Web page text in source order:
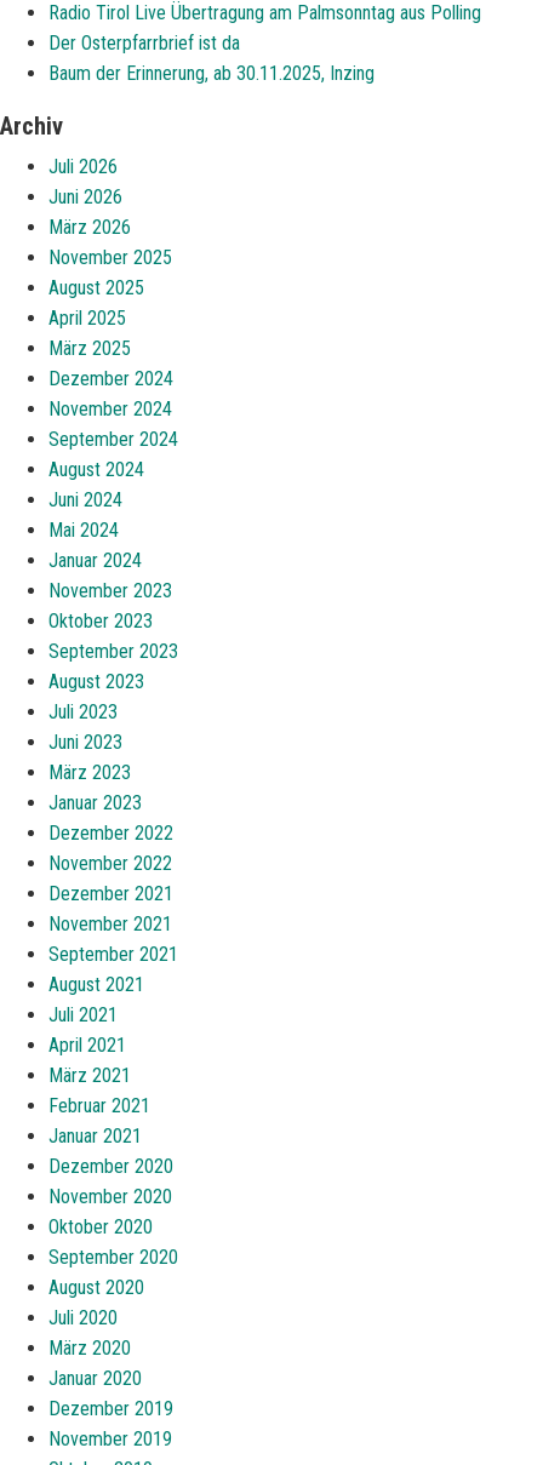
Radio Tirol Live Übertragung am Palmsonntag aus Polling
Der Osterpfarrbrief ist da
Baum der Erinnerung, ab 30.11.2025, Inzing
Archiv
Juli 2026
Juni 2026
März 2026
November 2025
August 2025
April 2025
März 2025
Dezember 2024
November 2024
September 2024
August 2024
Juni 2024
Mai 2024
Januar 2024
November 2023
Oktober 2023
September 2023
August 2023
Juli 2023
Juni 2023
März 2023
Januar 2023
Dezember 2022
November 2022
Dezember 2021
November 2021
September 2021
August 2021
Juli 2021
April 2021
März 2021
Februar 2021
Januar 2021
Dezember 2020
November 2020
Oktober 2020
September 2020
August 2020
Juli 2020
März 2020
Januar 2020
Dezember 2019
November 2019